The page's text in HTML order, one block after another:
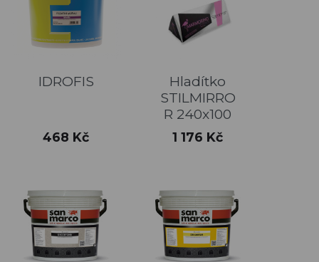
IDROFIS
Cena
468 Kč
Hladítko
STILMIRRO
R 240x100
Cena
1 176 Kč